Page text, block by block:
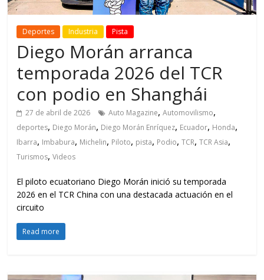
Deportes Industria Pista
Diego Morán arranca
temporada 2026 del TCR
con podio en Shanghái
27 de abril de 2026 Auto Magazine,Automovilismo,
deportes, Diego Morán, Diego Morán Enríquez, Ecuador, Honda,
Ibarra, Imbabura, Michelin, Piloto, pista, Podio,TCR,TCR Asia,
Turismos,Videos
El piloto ecuatoriano Diego Morán inició su temporada
2026 en el TCR China con una destacada actuación en el
circuito
Read more